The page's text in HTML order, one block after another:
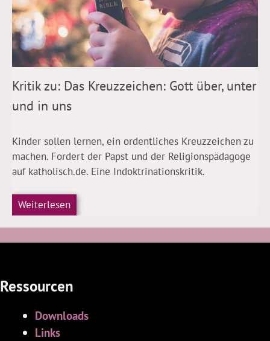
Kritik zu: Das Kreuzzeichen: Gott über, unter
und in uns
Kinder sollen lernen, ein ordentliches Kreuzzeichen zu
machen. Fordert der Papst und der Religionspädagoge
auf katholisch.de. Eine Indoktrinationskritik.
Weiterlesen
Ressourcen
Downloads
Links